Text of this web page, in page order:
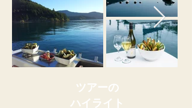
ツアーの
ハイライト